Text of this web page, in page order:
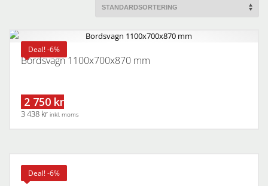
Deal! -6%
Bordsvagn 1100x700x870 mm
2 750 kr
3 438 kr inkl. moms
Deal! -6%